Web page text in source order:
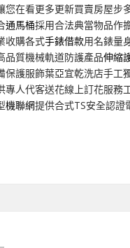
您在看更多更新買賣房屋步
通馬桶採用合法典當物品作
收購各式手錶借款用名錶量
品質機械軌道防護產品伸縮
保護服飾葉亞宜乾洗店手工
專人代客送花線上訂花服務
機聯網提供合式TS安全認證